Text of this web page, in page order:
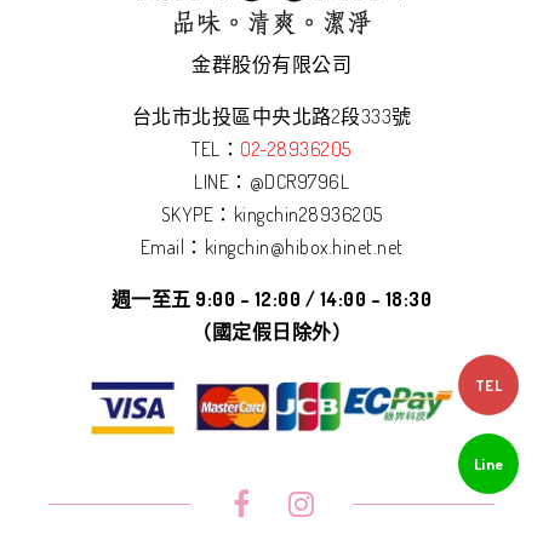
TEL
Line
金群股份有限公司
台北市北投區中央北路2段333號
TEL： 02-28936205
LINE： @DCR9796L
SKYPE：kingchin28936205
Email：kingchin@hibox.hinet.net
週一至五 9:00 – 12:00 / 14:00 – 18:30
（國定假日除外）